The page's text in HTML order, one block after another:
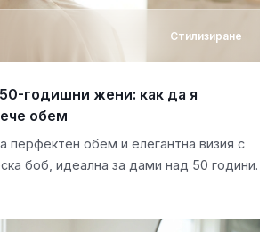
Стилизиране
годишни жени: как да я
обем
перфектен обем и елегантна визия с
боб, идеална за дами над 50 години.